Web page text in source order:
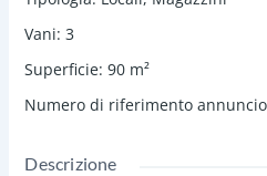
Vani: 3
Superficie: 90 m²
Numero di riferimento annuncio
Descrizione